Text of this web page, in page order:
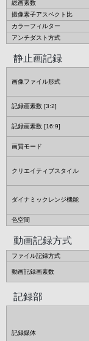
総画素数
撮像素子アスペクト比
カラーフィルター
アンチダスト方式
静止画記録
画像ファイル形式
記録画素数 [3:2]
記録画素数 [16:9]
画質モード
クリエイティブスタイル
ダイナミックレンジ機能
色空間
動画記録方式
ファイル記録方式
動画記録画素数
記録部
記録媒体